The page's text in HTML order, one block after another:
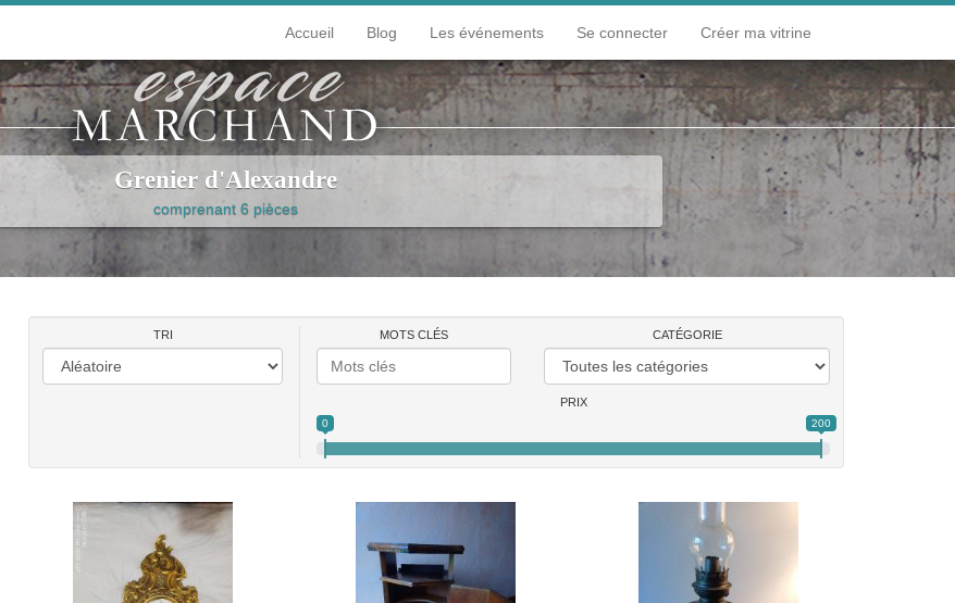
Accueil Blog Les événements Se connecter Créer ma vitrine
Grenier d'Alexandre
comprenant 6 pièces
Loisirs Mode et bijoux Lumière et reflet S'asseoir
TRI MOTS CLÉS CATÉGORIE
PRIX
0 200